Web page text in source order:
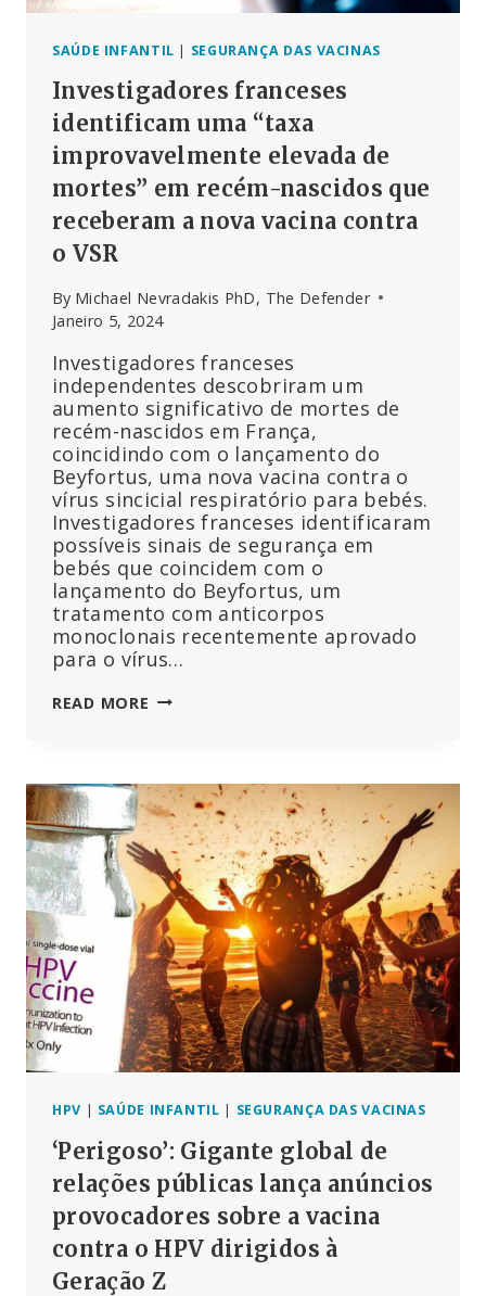
SAÚDE INFANTIL | SEGURANÇA DAS VACINAS
Investigadores franceses
identificam uma “taxa
improvavelmente elevada de
mortes” em recém-nascidos que
receberam a nova vacina contra
o VSR
By Michael Nevradakis PhD, The Defender
Janeiro 5, 2024
Investigadores franceses
independentes descobriram um
aumento significativo de mortes de
recém-nascidos em França,
coincidindo com o lançamento do
Beyfortus, uma nova vacina contra o
vírus sincicial respiratório para bebés.
Investigadores franceses identificaram
possíveis sinais de segurança em
bebés que coincidem com o
lançamento do Beyfortus, um
tratamento com anticorpos
monoclonais recentemente aprovado
para o vírus…
READ MORE INVESTIGADORES
“TAXA
IMPROVAVELMENTE
ELEVADA
DE
MORTES”
EM
RECÉM-
NASCIDOS
QUE
RECEBERAM
A
NOVA
VACINA
O
HPV | SAÚDE INFANTIL | SEGURANÇA DAS VACINAS
‘Perigoso’: Gigante global de
relações públicas lança anúncios
provocadores sobre a vacina
contra o HPV dirigidos à
Geração Z